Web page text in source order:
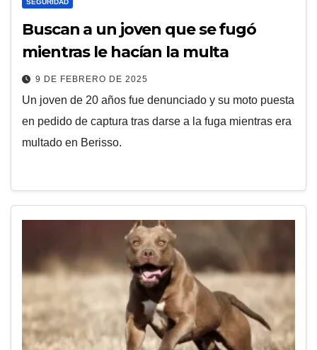
SEGURIDAD
Buscan a un joven que se fugó
mientras le hacían la multa
9 DE FEBRERO DE 2025
Un joven de 20 años fue denunciado y su moto puesta
en pedido de captura tras darse a la fuga mientras era
multado en Berisso.